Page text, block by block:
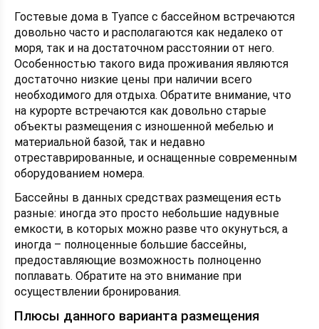
Гостевые дома в Туапсе с бассейном встречаются
довольно часто и располагаются как недалеко от
моря, так и на достаточном расстоянии от него.
Особенностью такого вида проживания являются
достаточно низкие цены при наличии всего
необходимого для отдыха. Обратите внимание, что
на курорте встречаются как довольно старые
объекты размещения с изношенной мебелью и
материальной базой, так и недавно
отреставрированные, и оснащенные современным
оборудованием номера.
Бассейны в данных средствах размещения есть
разные: иногда это просто небольшие надувные
емкости, в которых можно разве что окунуться, а
иногда – полноценные большие бассейны,
предоставляющие возможность полноценно
поплавать. Обратите на это внимание при
осуществлении бронирования.
Плюсы данного варианта размещения